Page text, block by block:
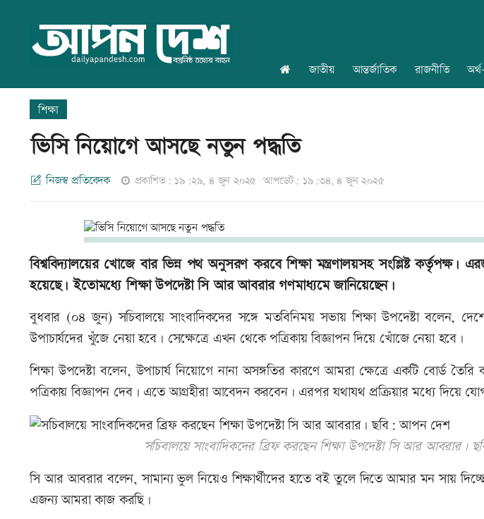
জাতীয় আন্তর্জাতিক রাজনীতি
শিক্ষা
ভিসি নিয়োগে আসছে নতুন পদ্ধতি
নিজস্ব প্রতিবেদক প্রকাশিত: ১৯:২৯, ৪ জুন ২০২৫ আপডেট: ১৯:৩৪, ৪ জুন ২০২৫
বিশ্ববিদ্যালয়ের খোজে বার ভিন্ন পথ অনুসরণ করবে শিক্ষা মন্ত্রণালয়সহ সংশ্লিষ্ট কর্তৃপক্ষ।
হয়েছে। ইতোমধ্যে শিক্ষা উপদেষ্টা সি আর আবরার গণমাধ্যমে জানিয়েছেন।
বুধবার (০৪ জুন) সচিবালয়ে সাংবাদিকদের সঙ্গে মতবিনিময় সভায় শিক্ষা উপদেষ্টা বলেন,
উপাচার্যদের খুঁজে নেয়া হবে। সেক্ষেত্রে এখন থেকে পত্রিকায় বিজ্ঞাপন দিয়ে খোঁজে নেয়া হবে।
শিক্ষা উপদেষ্টা বলেন, উপাচার্য নিয়োগে নানা অসঙ্গতির কারণে আমরা ক্ষেত্রে একটি বোর্ড তৈরি
পত্রিকায় বিজ্ঞাপন দেব। এতে আগ্রহীরা আবেদন করবেন। এরপর যথাযথ প্রক্রিয়ার মধ্যে দিয়ে
সচিবালয়ে সাংবাদিকদের ব্রিফ করছেন শিক্ষা উপদেষ্টা সি আর
সি আর আবরার বলেন, সামান্য ভুল নিয়েও শিক্ষার্থীদের হাতে বই তুলে দিতে আমার মন সায়
এজন্য আমরা কাজ করছি।